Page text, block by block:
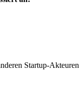
Startup-Akteuren